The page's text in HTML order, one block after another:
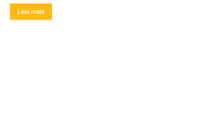
Leia mais